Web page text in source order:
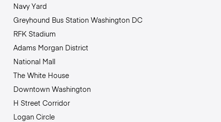
Navy Yard
Greyhound Bus Station Washington DC
RFK Stadium
Adams Morgan District
National Mall
The White House
Downtown Washington
H Street Corridor
Logan Circle